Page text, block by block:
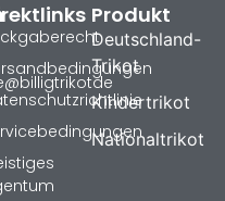
Produkt
Deutschland-
Trikot
Kindertrikot
Nationaltrikot